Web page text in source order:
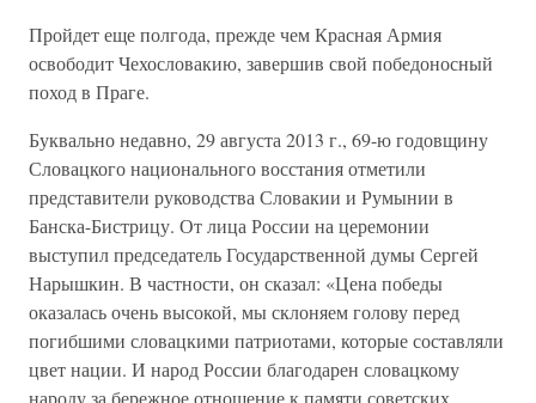
Пройдет еще полгода, прежде чем Красная Армия
освободит Чехословакию, завершив свой победоносный
поход в Праге.
Буквально недавно, 29 августа 2013 г., 69-ю годовщину
Словацкого национального восстания отметили
представители руководства Словакии и Румынии в
Банска-Бистрицу. От лица России на церемонии
выступил председатель Государственной думы Сергей
Нарышкин. В частности, он сказал: «Цена победы
оказалась очень высокой, мы склоняем голову перед
погибшими словацкими патриотами, которые составляли
цвет нации. И народ России благодарен словацкому
народу за бережное отношение к памяти советских